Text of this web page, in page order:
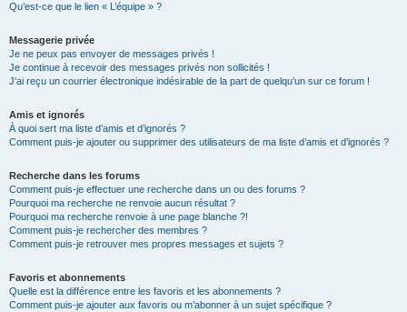
Qu’est-ce que le lien « L’équipe » ?
Messagerie privée
Je ne peux pas envoyer de messages privés !
Je continue à recevoir des messages privés non sollicités !
J’ai reçu un courrier électronique indésirable de la part de quelqu’un sur ce forum !
Amis et ignorés
À quoi sert ma liste d’amis et d’ignorés ?
Comment puis-je ajouter ou supprimer des utilisateurs de ma liste d’amis et d’ignorés ?
Recherche dans les forums
Comment puis-je effectuer une recherche dans un ou des forums ?
Pourquoi ma recherche ne renvoie aucun résultat ?
Pourquoi ma recherche renvoie à une page blanche ?!
Comment puis-je rechercher des membres ?
Comment puis-je retrouver mes propres messages et sujets ?
Favoris et abonnements
Quelle est la différence entre les favoris et les abonnements ?
Comment puis-je ajouter aux favoris ou m’abonner à un sujet spécifique ?